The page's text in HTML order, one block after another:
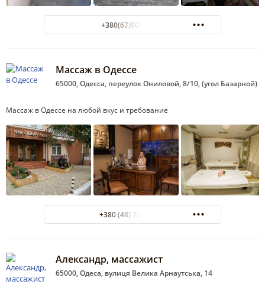
+380(67)900-58-75
Массаж в Одессе
65000, Одесса, переулок Ониловой, 8/10, (угол Базарной)
Массаж в Одессе на любой вкус и требование
+380 (48) 725-25-14
Александр, массажист
65000, Одеса, вулиця Велика Арнаутська, 14